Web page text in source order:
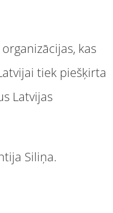
kas
tiek piešķirta
Latvijas
Siliņa.